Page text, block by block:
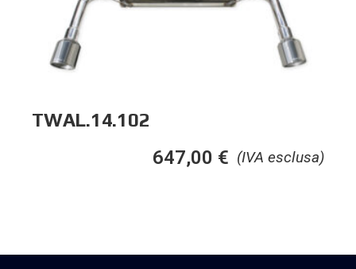
TWAL.14.102
(IVA esclusa)
647,00 €